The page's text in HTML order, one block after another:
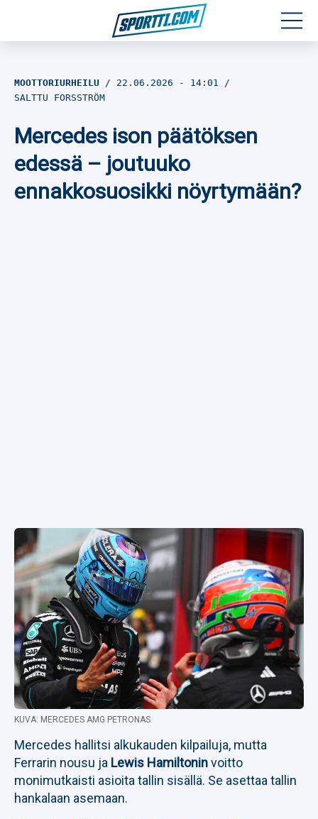
Jalkapallo
Yleisurheilu
MOOTTORIURHEILU 22.06.2026 - 14:01
SALTTU FORSSTRÖM
Mercedes ison päätöksen
edessä – joutuuko
ennakkosuosikki nöyrtymään?
KUVA: MERCEDES AMG PETRONAS
Mercedes hallitsi alkukauden kilpailuja, mutta
Ferrarin nousu ja Lewis Hamiltoninvoitto
monimutkaisti asioita tallin sisällä. Se asettaa tallin
hankalaan asemaan.